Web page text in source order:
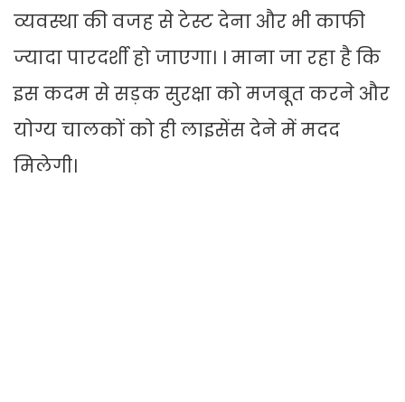
व्यवस्था की वजह से टेस्ट देना और भी काफी
ज्यादा पारदर्शी हो जाएगा। । माना जा रहा है कि
इस कदम से सड़क सुरक्षा को मजबूत करने और
योग्य चालकों को ही लाइसेंस देने में मदद
मिलेगी।